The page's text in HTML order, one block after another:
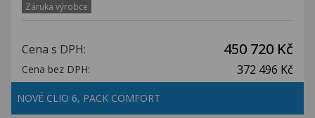
Záruka výrobce
Cena s DPH: 450 720 Kč
Cena bez DPH: 372 496 Kč
NOVÉ CLIO 6, PACK COMFORT